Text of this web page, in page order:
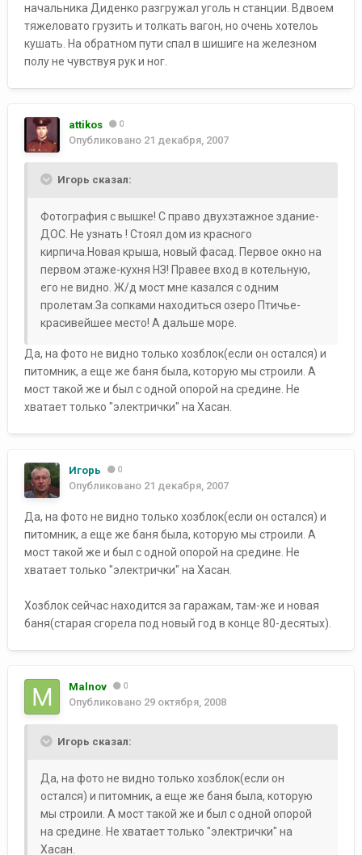
начальника Диденко разгружал уголь н станции. Вдвоем
тяжеловато грузить и толкать вагон, но очень хотелоь
кушать. На обратном пути спал в шишиге на железном
полу не чувствуя рук и ног.
attikos 0
Опубликовано 21 декабря, 2007
Игорь сказал:
Фотография с вышке! С право двухэтажное здание-
ДОС. Не узнать ! Стоял дом из красного
кирпича.Новая крыша, новый фасад. Первое окно на
первом этаже-кухня НЗ! Правее вход в котельную,
его не видно. Ж/д мост мне казался с одним
пролетам.За сопками находиться озеро Птичье-
красивейшее место! А дальше море.
Да, на фото не видно только хозблок(если он остался) и
питомник, а еще же баня была, которую мы строили. А
мост такой же и был с одной опорой на средине. Не
хватает только "электрички" на Хасан.
Игорь 0
Опубликовано 21 декабря, 2007
Да, на фото не видно только хозблок(если он остался) и
питомник, а еще же баня была, которую мы строили. А
мост такой же и был с одной опорой на средине. Не
хватает только "электрички" на Хасан.
Хозблок сейчас находится за гаражам, там-же и новая
баня(старая сгорела под новый год в конце 80-десятых).
Malnov 0
Опубликовано 29 октября, 2008
Игорь сказал:
Да, на фото не видно только хозблок(если он
остался) и питомник, а еще же баня была, которую
мы строили. А мост такой же и был с одной опорой
на средине. Не хватает только "электрички" на
Хасан.